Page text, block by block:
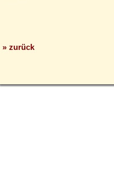
» zurück